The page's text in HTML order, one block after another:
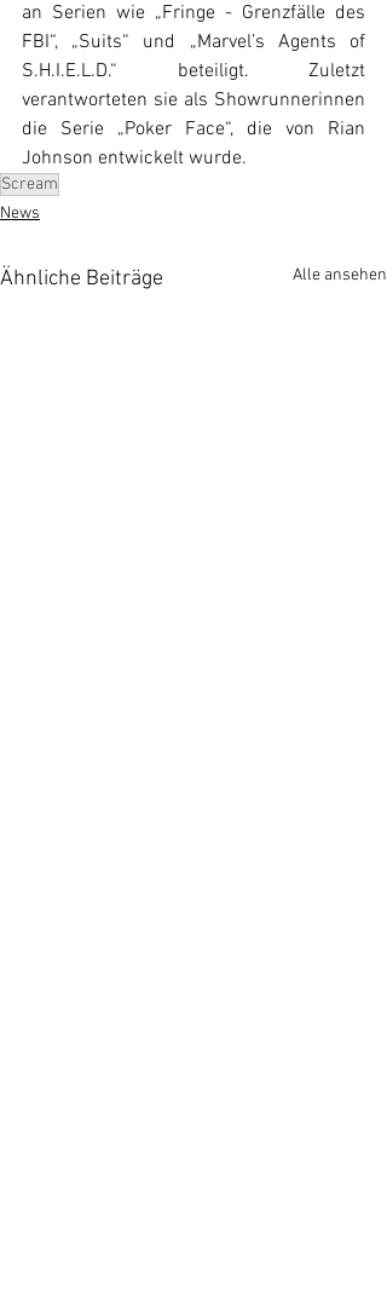
an Serien wie „Fringe - Grenzfälle des
FBI“, „Suits“ und „Marvel’s Agents of
S.H.I.E.L.D.“ beteiligt. Zuletzt
verantworteten sie als Showrunnerinnen
die Serie „Poker Face“, die von Rian
Johnson entwickelt wurde.
Scream
News
Ähnliche Beiträge Alle ansehen